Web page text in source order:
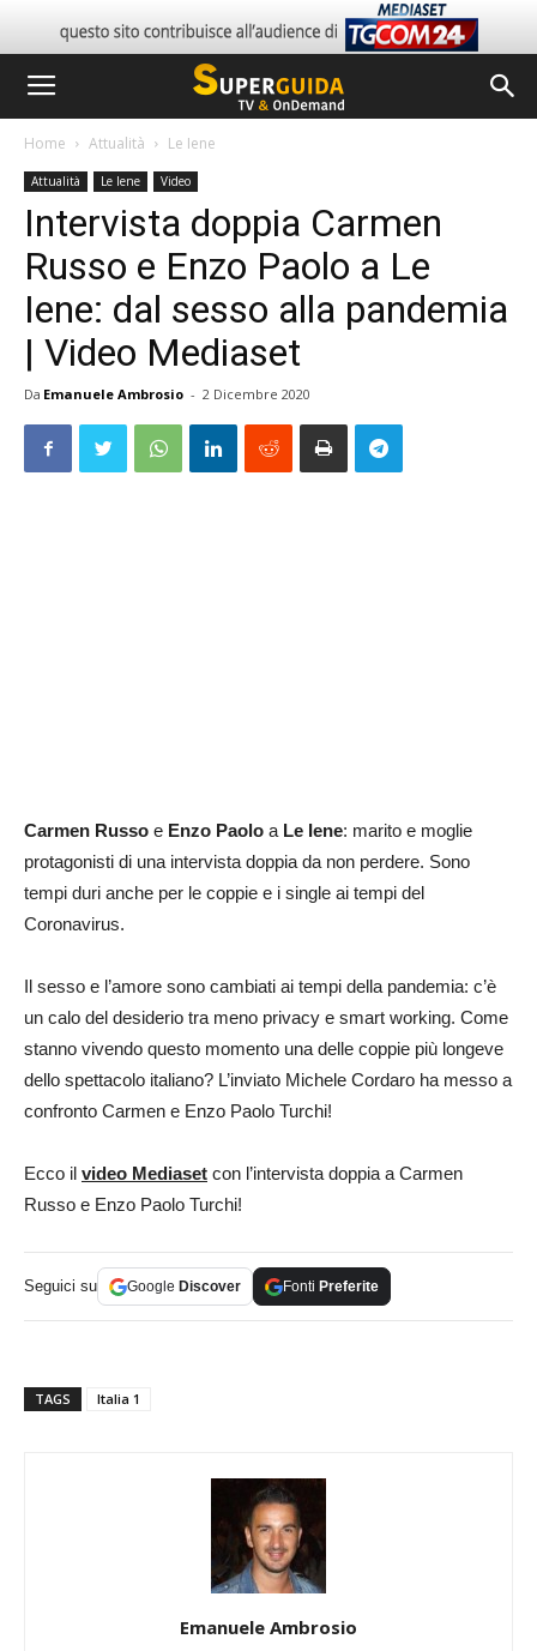
Home Attualità Le Iene
Attualità Le Iene Video
Intervista doppia Carmen
Russo e Enzo Paolo a Le
Iene: dal sesso alla pandemia
| Video Mediaset
Da Emanuele Ambrosio - 2 Dicembre 2020
Carmen Russo e Enzo Paolo a Le Iene: marito e moglie
protagonisti di una intervista doppia da non perdere. Sono
tempi duri anche per le coppie e i single ai tempi del
Coronavirus.
Il sesso e l’amore sono cambiati ai tempi della pandemia: c’è
un calo del desiderio tra meno privacy e smart working. Come
stanno vivendo questo momento una delle coppie più longeve
dello spettacolo italiano? L’inviato Michele Cordaro ha messo a
confronto Carmen e Enzo Paolo Turchi!
Ecco il video Mediaset con l’intervista doppia a Carmen
Russo e Enzo Paolo Turchi!
Seguici su Google Discover Fonti Preferite
TAGS Italia 1
Emanuele Ambrosio